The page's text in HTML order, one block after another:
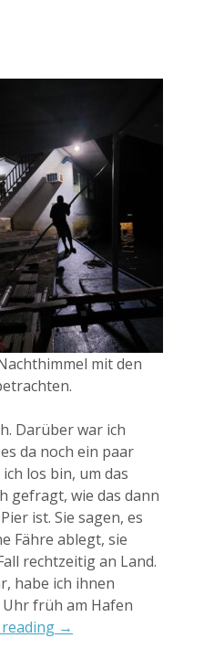
mit den
Darüber war ich
da noch ein paar
los bin, um das
gefragt, wie das dann
ist. Sie sagen, es
Fähre ablegt, sie
rechtzeitig an Land.
habe ich ihnen
früh am Hafen
„Weiterreise
→